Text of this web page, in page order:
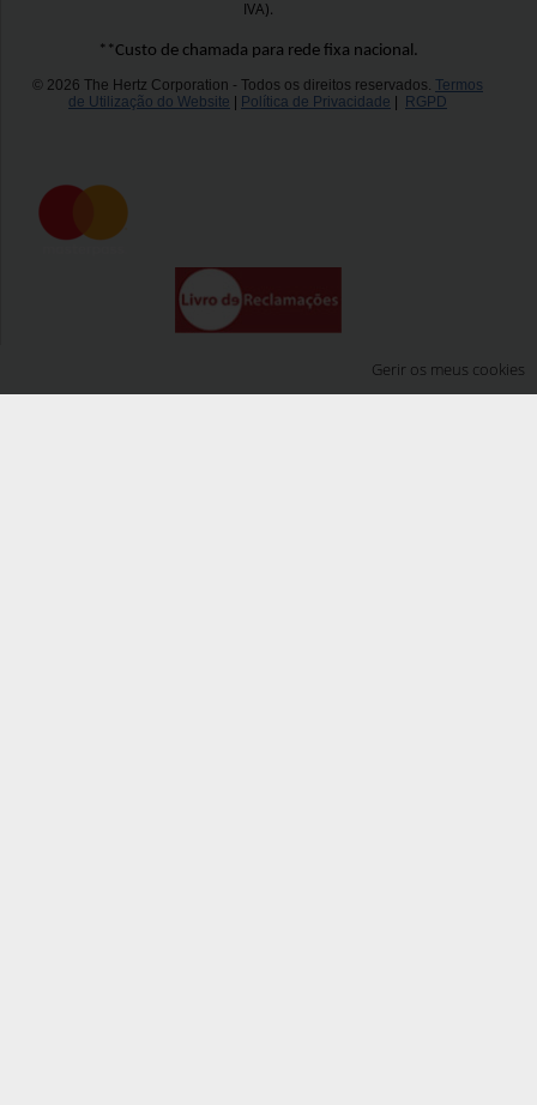
IVA).
**Custo de chamada para rede fixa nacional.
© 2026 The Hertz Corporation - Todos os direitos reservados. Termos
de Utilização do Website
Política de Privacidade RGPD
Gerir os meus cookies